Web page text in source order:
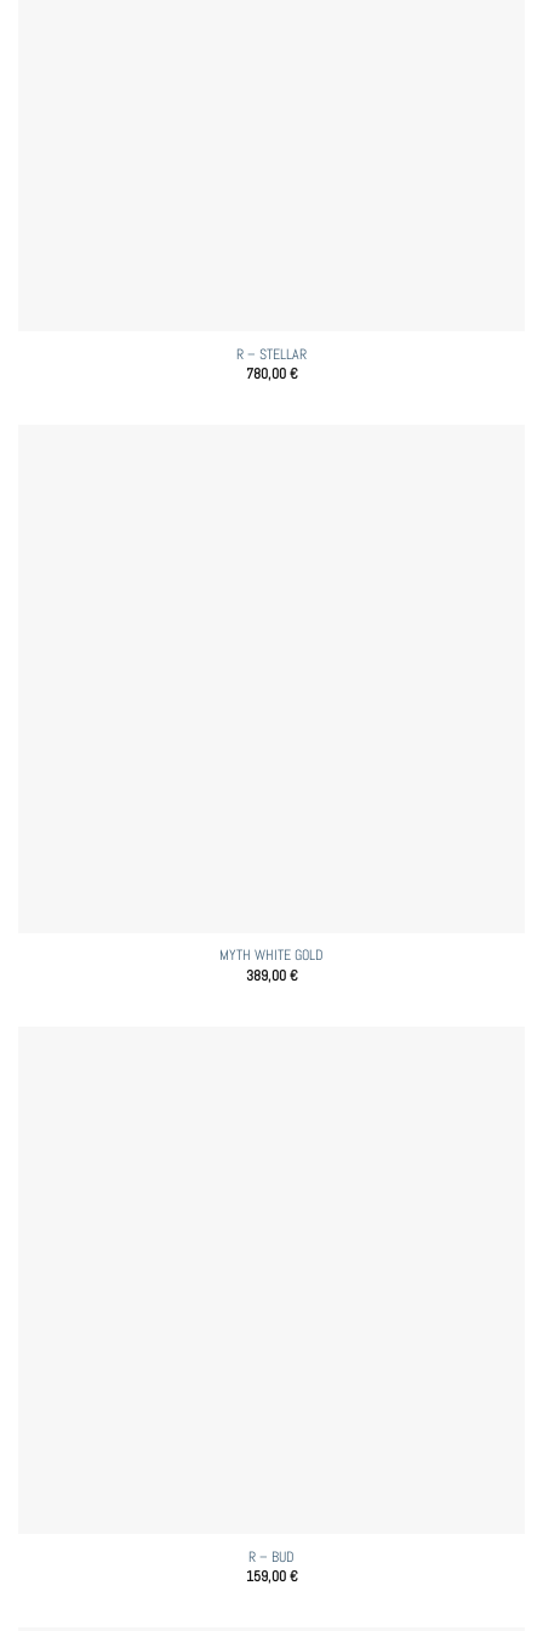
R – STELLAR
780,00€
MYTH WHITE GOLD
389,00€
R – BUD
159,00€